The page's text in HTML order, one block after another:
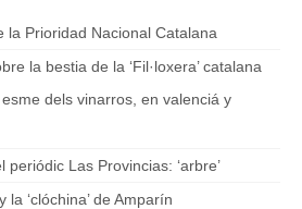
la Prioridad Nacional Catalana
la bestia de la ‘Fil·loxera’ catalana
dels vinarros, en valenciá y
Las Provincias: ‘arbre’
‘clóchina’ de Amparín